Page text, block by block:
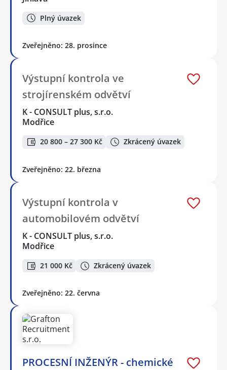
Plný úvazek
Zveřejněno: 28. prosince
Výstupní kontrola ve
strojírenském odvětví
K - CONSULT plus, s.r.o.
Modřice
20 800 – 27 300 Kč Zkrácený úvazek
Zveřejněno: 22. března
Výstupní kontrola v
automobilovém odvětví
K - CONSULT plus, s.r.o.
Modřice
21 000 Kč Zkrácený úvazek
Zveřejněno: 22. června
PROCESNÍ INŽENÝR - chemické